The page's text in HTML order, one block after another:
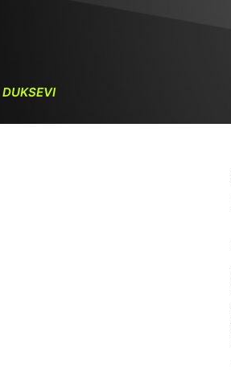
DUKSEVI